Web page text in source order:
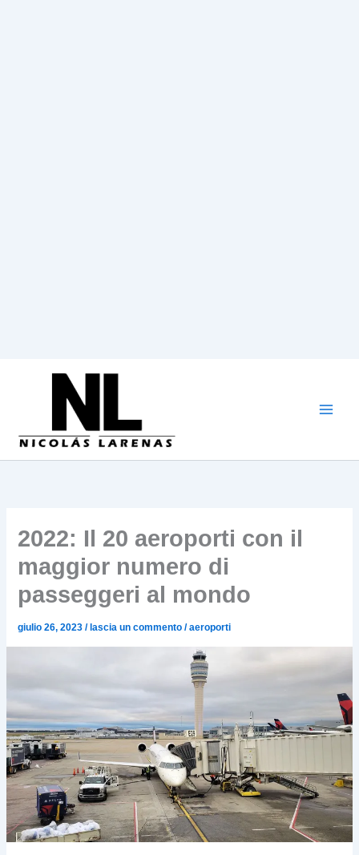
2022: Il 20 aeroporti con il
maggior numero di
passeggeri al mondo
giulio 26, 2023/ lascia un commento /aeroporti